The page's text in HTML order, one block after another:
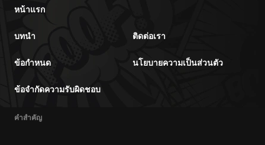
หน้าแรก
บทนำ ติดต่อเรา
ข้อกำหนด นโยบายความเป็นส่วนตัว
ข้อจำกัดความรับผิดชอบ
คำสำคัญ